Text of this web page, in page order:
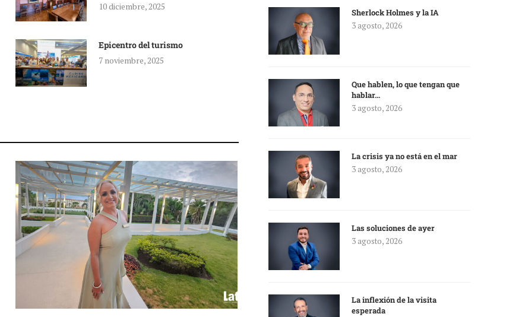
10 diciembre, 2025
Epicentro del turismo
7 noviembre, 2025
Sherlock Holmes y la IA
3 agosto, 2026
Que hablen, lo que tengan que
hablar…
3 agosto, 2026
La crisis ya no está en el mar
3 agosto, 2026
Las soluciones de ayer
3 agosto, 2026
La inflexión de la visita
esperada